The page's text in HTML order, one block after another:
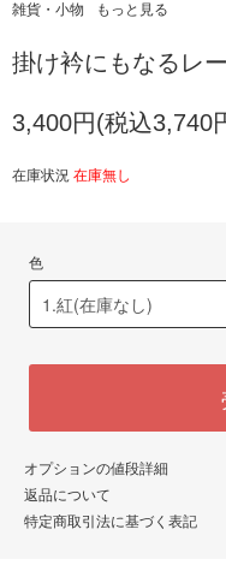
雑貨・小物 もっと見る
掛け衿にもなるレ
3,400円(税込3,740
在庫状況 在庫無し
色
オプションの値段詳細
返品について
特定商取引法に基づく表記